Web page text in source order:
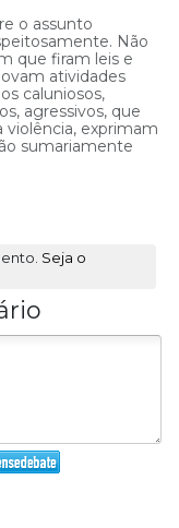
o assunto
Não
que firam leis e
atividades
caluniosos,
agressivos, que
violência, exprimam
sumariamente
Seja o